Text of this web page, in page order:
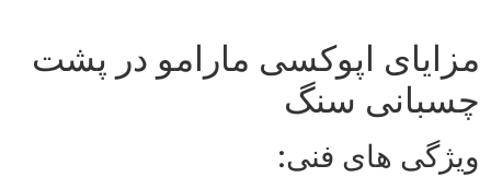
مزایای اپوکسی مارامو در پشت‌
چسبانی سنگ
ویژگی‌ های فنی: